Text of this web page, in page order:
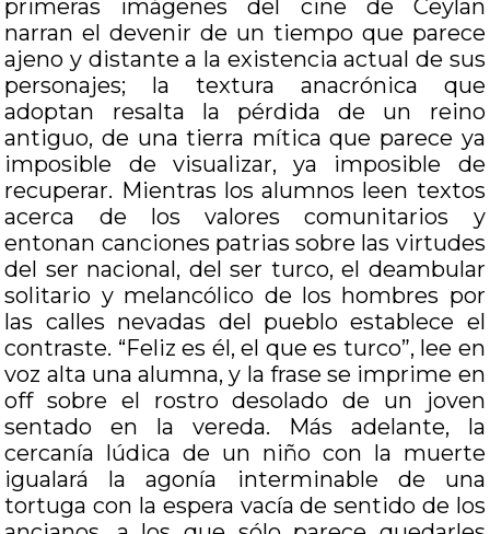
primeras imágenes del cine de Ceylan
narran el devenir de un tiempo que parece
ajeno y distante a la existencia actual de sus
personajes; la textura anacrónica que
adoptan resalta la pérdida de un reino
antiguo, de una tierra mítica que parece ya
imposible de visualizar, ya imposible de
recuperar. Mientras los alumnos leen textos
acerca de los valores comunitarios y
entonan canciones patrias sobre las virtudes
del ser nacional, del ser turco, el deambular
solitario y melancólico de los hombres por
las calles nevadas del pueblo establece el
contraste. “Feliz es él, el que es turco”, lee en
voz alta una alumna, y la frase se imprime en
off sobre el rostro desolado de un joven
sentado en la vereda. Más adelante, la
cercanía lúdica de un niño con la muerte
igualará la agonía interminable de una
tortuga con la espera vacía de sentido de los